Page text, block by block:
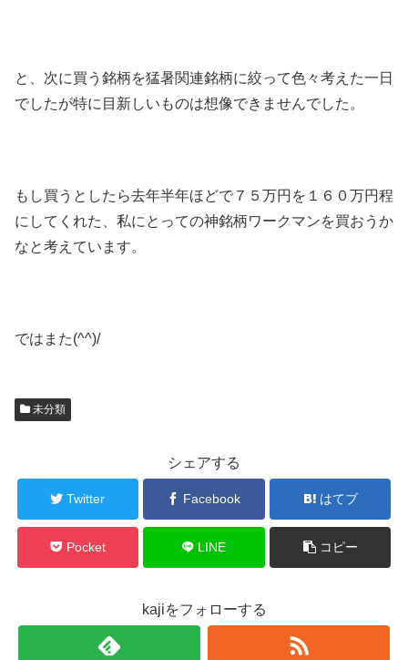
と、次に買う銘柄を猛暑関連銘柄に絞って色々考えた一日
でしたが特に目新しいものは想像できませんでした。
もし買うとしたら去年半年ほどで７５万円を１６０万円程
にしてくれた、私にとっての神銘柄ワークマンを買おうか
なと考えています。
ではまた(^^)/
未分類
シェアする
Twitter Facebook はてブ
Pocket LINE コピー
kajiをフォローする